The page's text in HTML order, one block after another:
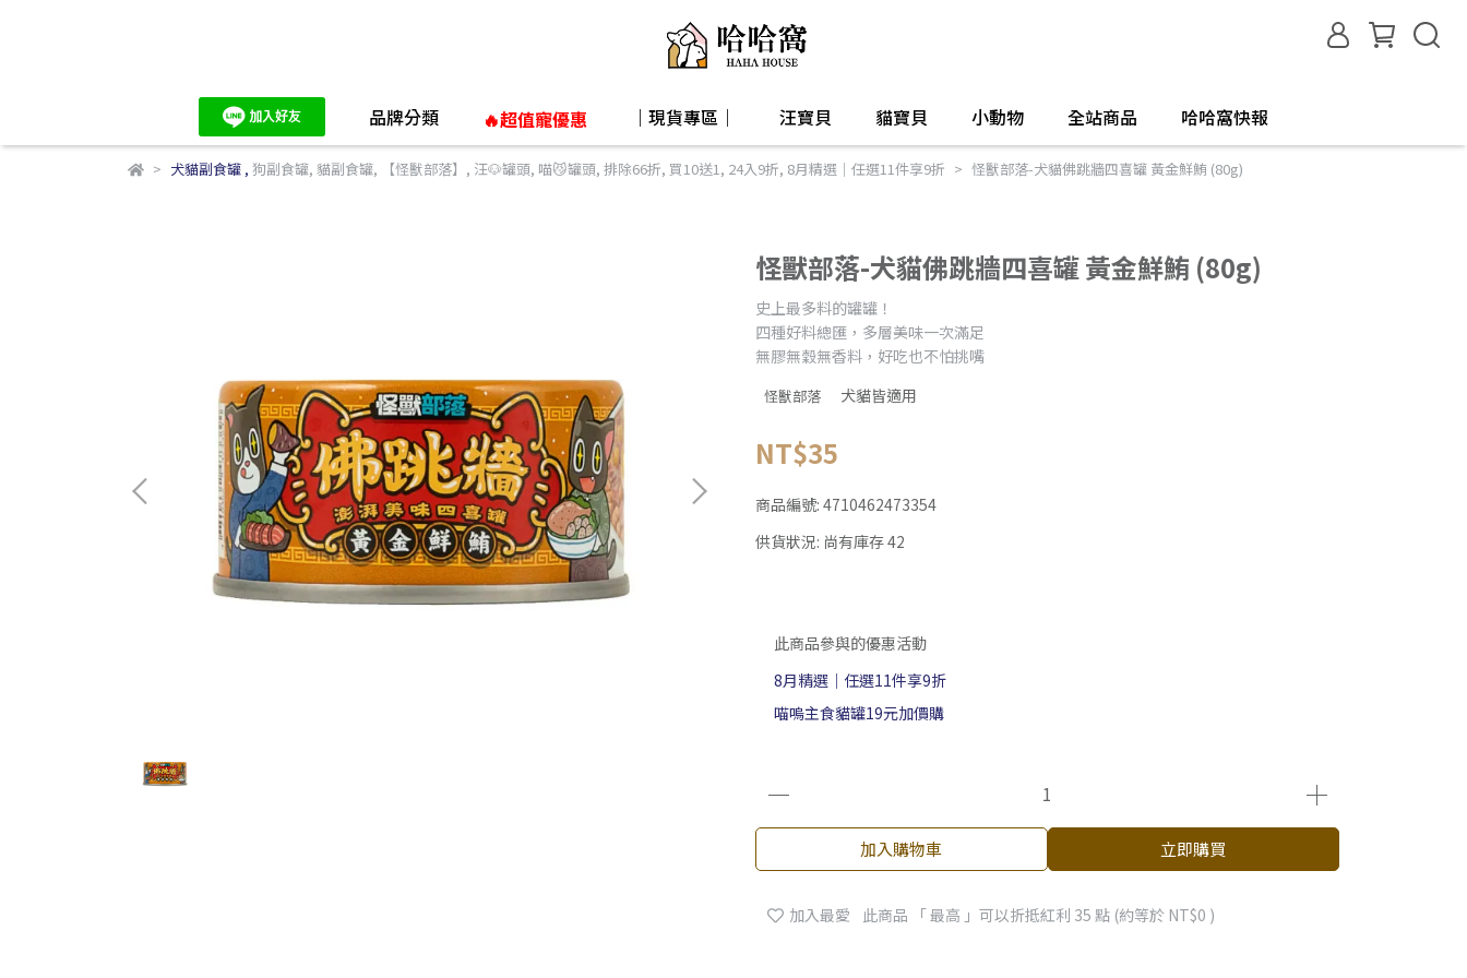
品牌分類 🔥超值寵優惠 ｜現貨專區｜ 汪寶貝 貓寶貝 小動物 全站商品 哈哈窩快報
犬貓副食罐, 狗副食罐, 貓副食罐, 【怪獸部落】 , 汪🐶罐頭, 喵😼罐頭, 排除66折, 買10送1, 24入9折, 8月精選｜任選11件享9折 怪獸部落-犬貓佛跳牆四喜罐 黃金鮮鮪 (80g)
怪獸部落-犬貓佛跳牆四喜罐 黃金鮮鮪 (80g)
史上最多料的罐罐！
四種好料總匯，多層美味一次滿足
無膠無穀無香料，好吃也不怕挑嘴
怪獸部落 犬貓皆適用
NT$35
商品編號: 4710462473354
供貨狀況: 尚有庫存 42
此商品參與的優惠活動
8月精選｜任選11件享9折
喵嗚主食貓罐19元加價購
加入購物車 立即購買
加入最愛 此商品 「 最高 」可以折抵紅利 35 點 (約等於 NT$0 )